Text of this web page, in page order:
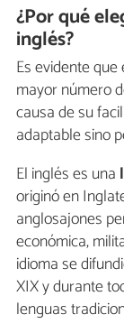
¿Por qué
inglés?
Es evidente
mayor número
causa de su
adaptable sino
El inglés es una
originó en
anglosajones
económica,
idioma se
XIX y durante
lenguas